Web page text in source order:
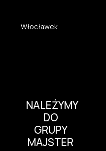
Włocławek
NALEŻYMY
DO
GRUPY
MAJSTER